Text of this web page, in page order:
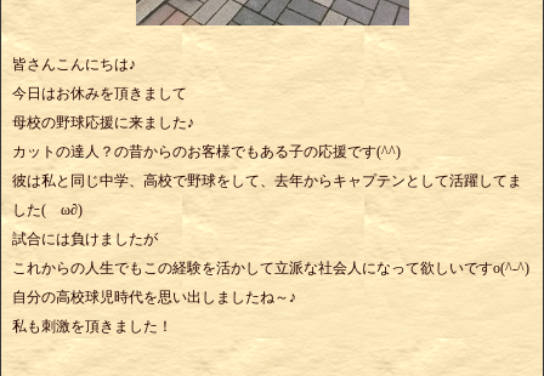
皆さんこんにちは♪
今日はお休みを頂きまして
母校の野球応援に来ました♪
カットの達人？の昔からのお客様でもある子の応援です(^^)
彼は私と同じ中学、高校で野球をして、去年からキャプテンとして活躍してま
した(ゝω∂)
試合には負けましたが
これからの人生でもこの経験を活かして立派な社会人になって欲しいですo(^-^)
自分の高校球児時代を思い出しましたね～♪
私も刺激を頂きました！